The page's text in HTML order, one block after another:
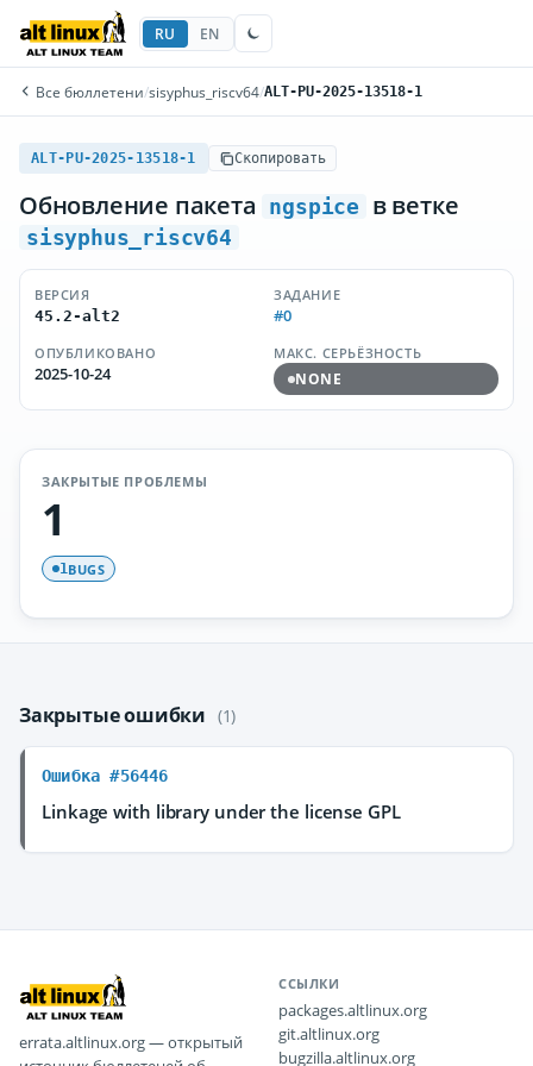
RU EN
Все бюллетени/sisyphus_riscv64/ALT-PU-2025-13518-1
ALT-PU-2025-13518-1 Скопировать
Обновление пакета ngspice в ветке
sisyphus_riscv64
ВЕРСИЯ
45.2-alt2
ЗАДАНИЕ
#0
ОПУБЛИКОВАНО
2025-10-24
МАКС. СЕРЬЁЗНОСТЬ
NONE
ЗАКРЫТЫЕ ПРОБЛЕМЫ
1
1BUGS
Закрытые ошибки (1)
Ошибка #56446
Linkage with library under the license GPL
errata.altlinux.org — открытый
ССЫЛКИ
packages.altlinux.org
git.altlinux.org
bugzilla.altlinux.org